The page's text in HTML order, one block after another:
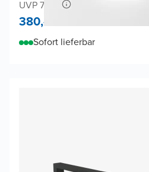
UVP 700,-
380,-
Sofort lieferbar